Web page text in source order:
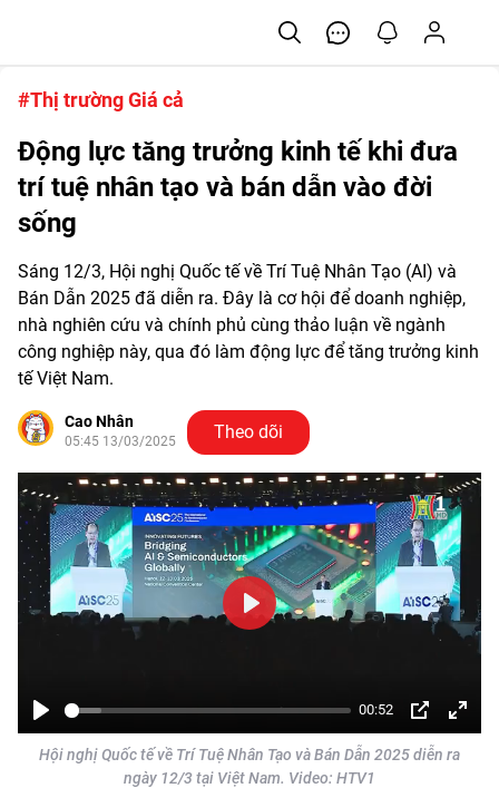
#Thị trường Giá cả
Động lực tăng trưởng kinh tế khi đưa
trí tuệ nhân tạo và bán dẫn vào đời
sống
Sáng 12/3, Hội nghị Quốc tế về Trí Tuệ Nhân Tạo (AI) và
Bán Dẫn 2025 đã diễn ra. Đây là cơ hội để doanh nghiệp,
nhà nghiên cứu và chính phủ cùng thảo luận về ngành
công nghiệp này, qua đó làm động lực để tăng trưởng kinh
tế Việt Nam.
Cao Nhân
05:45 13/03/2025 Theo dõi
Play
00:52
PIP Toàn
màn
Play
Hội nghị Quốc tế về Trí Tuệ Nhân Tạo và Bán Dẫn 2025 diễn ra
ngày 12/3 tại Việt Nam. Video: HTV1